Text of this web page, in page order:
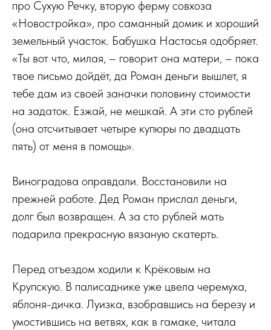
про Сухую Речку, вторую ферму совхоза
«Новостройка», про саманный домик и хороший
земельный участок. Бабушка Настасья одобряет.
«Ты вот что, милая, – говорит она матери, – пока
твое письмо дойдёт, да Роман деньги вышлет, я
тебе дам из своей заначки половину стоимости
на задаток. Езжай, не мешкай. А эти сто рублей
(она отсчитывает четыре купюры по двадцать
пять) от меня в помощь».
Виноградова оправдали. Восстановили на
прежней работе. Дед Роман прислал деньги,
долг был возвращен. А за сто рублей мать
подарила прекрасную вязаную скатерть.
Перед отъездом ходили к Крёковым на
Крупскую. В палисаднике уже цвела черемуха,
яблоня-дичка. Луизка, взобравшись на березу и
умостившись на ветвях, как в гамаке, читала